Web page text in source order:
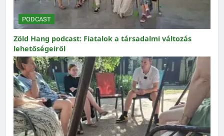
PODCAST
Zöld Hang podcast: Fiatalok a társadalmi változás
lehetőségeiről